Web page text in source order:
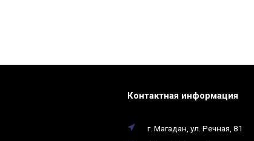
Контактная информация
г. Магадан, ул. Речная, 81